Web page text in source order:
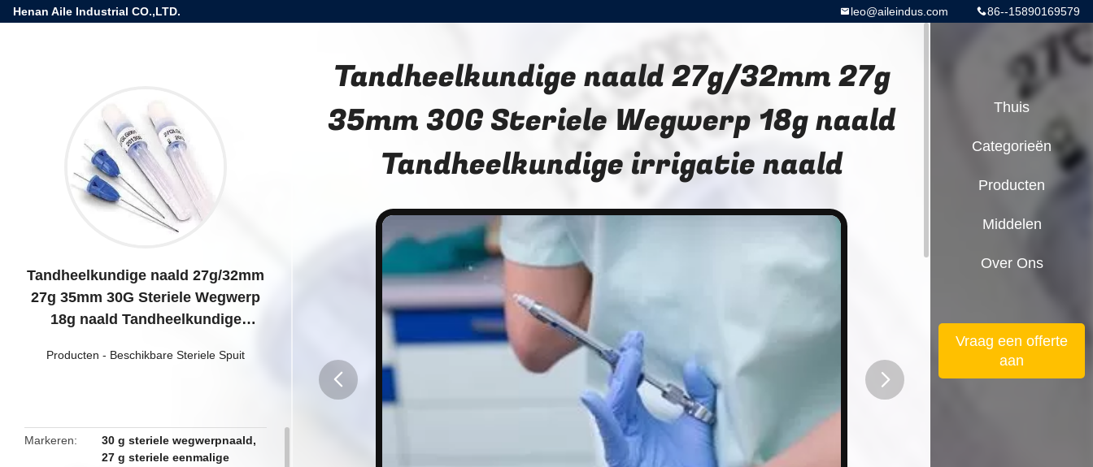
Henan Aile Industrial CO.,LTD. 86--15890169579
leo@aileindus.com
Tandheelkundige naald 27g/32mm
27g 35mm 30G Steriele Wegwerp
18g naald Tandheelkundige
Producten - Beschikbare Steriele Spuit
Markeren 30 g steriele wegwerpnaald,
27 g steriele eenmalige
Tandheelkundige naald 27g/32mm 27g
35mm 30G Steriele Wegwerp 18g naald
Tandheelkundige irrigatie naald
Thuis
Categorieën
Producten
Middelen
Over Ons
Vraag een offerte
aan